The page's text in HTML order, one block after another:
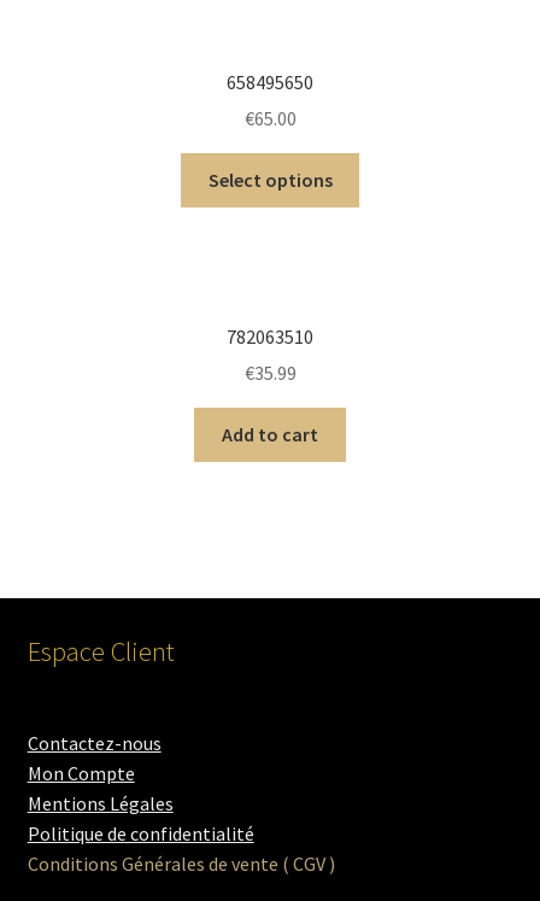
658495650
€65.00
Select options
782063510
€35.99
Add to cart
Espace Client
Contactez-nous
Mon Compte
Mentions Légales
Politique de confidentialité
Conditions Générales de vente ( CGV )